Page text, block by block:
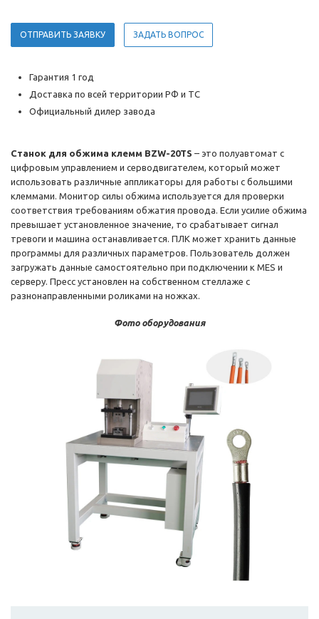
ОТПРАВИТЬ ЗАЯВКУ ЗАДАТЬ ВОПРОС
Гарантия 1 год
Доставка по всей территории РФ и ТС
Официальный дилер завода
Станок для обжима клемм BZW-20TS – это полуавтомат с
цифровым управлением и серводвигателем, который может
использовать различные аппликаторы для работы с большими
клеммами. Монитор силы обжима используется для проверки
соответствия требованиям обжатия провода. Если усилие обжима
превышает установленное значение, то срабатывает сигнал
тревоги и машина останавливается. ПЛК может хранить данные
программы для различных параметров. Пользователь должен
загружать данные самостоятельно при подключении к MES и
серверу. Пресс установлен на собственном стеллаже с
разнонаправленными роликами на ножках.
Фото оборудования